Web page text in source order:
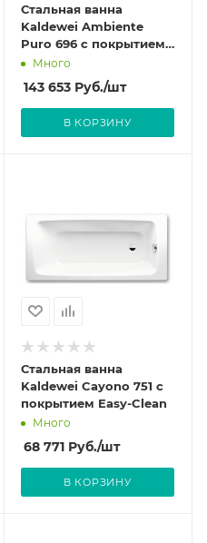
Стальная ванна
Kaldewei Ambiente
Puro 696 с покрытием
Easy-Clean
Много
143 653Руб./шт
В КОРЗИНУ
Стальная ванна
Kaldewei Cayono 751 с
покрытием Easy-Clean
Много
68 771Руб./шт
В КОРЗИНУ